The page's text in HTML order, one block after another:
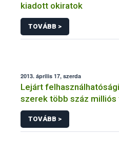
kiadott okiratok
TOVÁBB >
2013. április 17, szerda
Lejárt
szerek több száz
NÉBIH
TOVÁBB >